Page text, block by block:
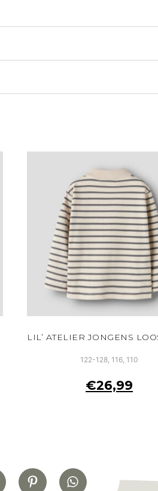
122-128, 116, 110
€26,99